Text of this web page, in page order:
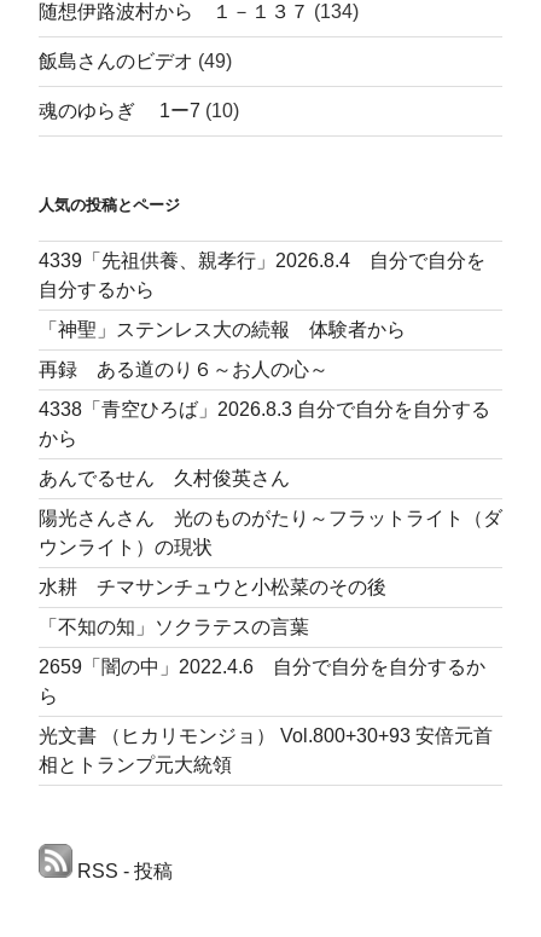
随想伊路波村から １－１３７ (134)
飯島さんのビデオ (49)
魂のゆらぎ 1ー7 (10)
人気の投稿とページ
4339「先祖供養、親孝行」2026.8.4 自分で自分を
自分するから
「神聖」ステンレス大の続報 体験者から
再録 ある道のり６～お人の心～
4338「青空ひろば」2026.8.3 自分で自分を自分する
から
あんでるせん 久村俊英さん
陽光さんさん 光のものがたり～フラットライト（ダ
ウンライト）の現状
水耕 チマサンチュウと小松菜のその後
「不知の知」ソクラテスの言葉
2659「闇の中」2022.4.6 自分で自分を自分するか
ら
光文書 （ヒカリモンジョ） Vol.800+30+93 安倍元首
相とトランプ元大統領
RSS - 投稿